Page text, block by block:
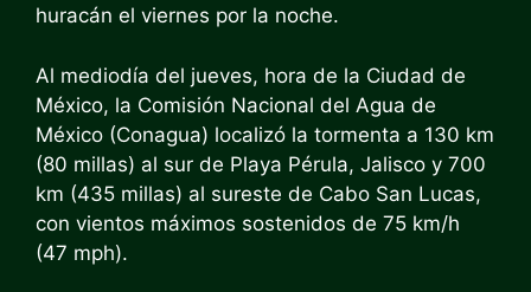
huracán el viernes por la noche.
Al mediodía del jueves, hora de la Ciudad de
México, la Comisión Nacional del Agua de
México (Conagua) localizó la tormenta a 130 km
(80 millas) al sur de Playa Pérula, Jalisco y 700
km (435 millas) al sureste de Cabo San Lucas,
con vientos máximos sostenidos de 75 km/h
(47 mph).